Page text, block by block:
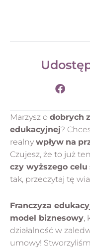
Marzysz o dobrych
edukacyjnej?
realny wpływ na
Czujesz, że to już
czy wyższego celu
tak, przeczytaj tę
Franczyza
model biznesowy,
działalność w
umowy!